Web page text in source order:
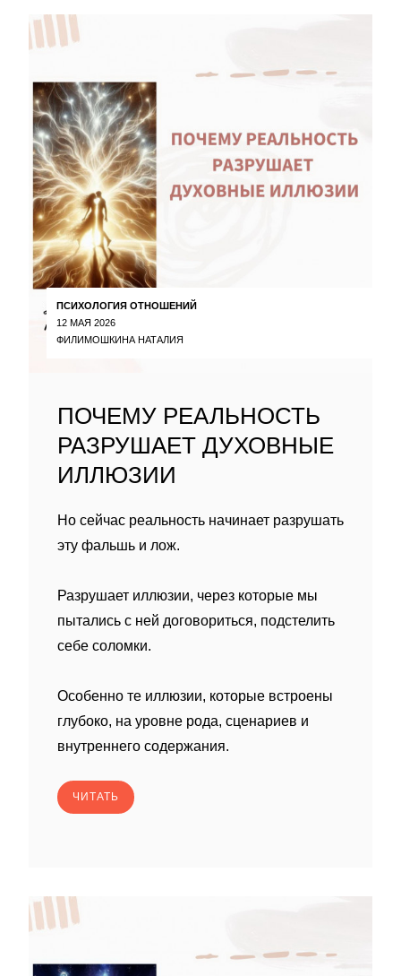
ПСИХОЛОГИЯ ОТНОШЕНИЙ
12 МАЯ 2026
ФИЛИМОШКИНА НАТАЛИЯ
ПОЧЕМУ РЕАЛЬНОСТЬ
РАЗРУШАЕТ ДУХОВНЫЕ
ИЛЛЮЗИИ
Но сейчас реальность начинает разрушать
эту фальшь и лож.
Разрушает иллюзии, через которые мы
пытались с ней договориться, подстелить
себе соломки.
Особенно те иллюзии, которые встроены
глубоко, на уровне рода, сценариев и
внутреннего содержания.
ЧИТАТЬ